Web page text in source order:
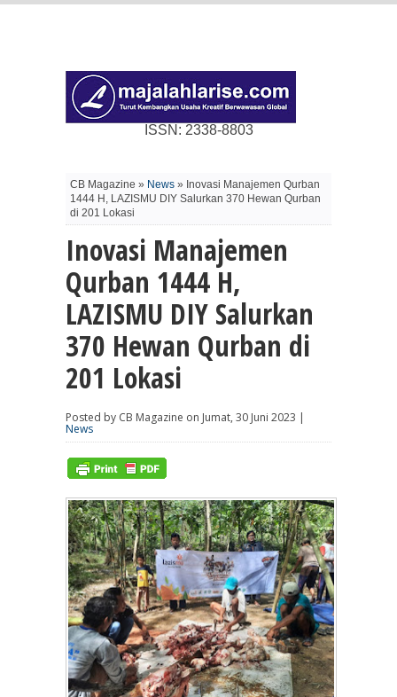
ISSN: 2338-8803
CB Magazine » News » Inovasi Manajemen Qurban
1444 H, LAZISMU DIY Salurkan 370 Hewan Qurban
di 201 Lokasi
Inovasi Manajemen
Qurban 1444 H,
LAZISMU DIY Salurkan
370 Hewan Qurban di
201 Lokasi
Posted by CB Magazine on Jumat, 30 Juni 2023 |
News